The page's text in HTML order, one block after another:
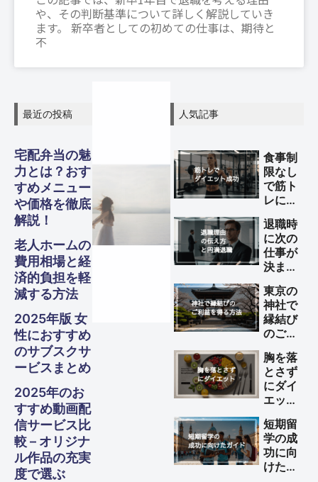
や、その判断基準について詳しく解説していき
ます。 新卒者としての初めての仕事は、期待と
不
最近の投稿
宅配弁当の魅
力とは？おす
すめメニュー
や価格を徹底
解説！
老人ホームの
費用相場と経
済的負担を軽
減する方法
2025年版 女
性におすすめ
のサブスクサ
ービスまとめ
2025年のお
すすめ動画配
信サービス比
較 – オリジナ
ル作品の充実
度で選ぶ
ガジェ
ット
スピリ
チュア
ル
ビジネ
ス
ファイ
ナンス
グル
メ・フ
ード
旅行
美容・
健康
Other
S
ガジェ
ット
スピリ
チュア
ル
ビジネ
ス
ファイ
ナンス
グル
メ・フ
ード
旅行
美容・
健康
Other
S
ガジェ
ット
スピリ
チュア
ル
ビジネ
ス
ファイ
ナンス
グル
メ・フ
ード
旅行
美容・
健康
Other
S
人気記事
食事制
限なし
で筋ト
レによ
エット
を成功
させる
方法
退職時
に次の
仕事が
決まっ
い理由
の伝え
方と円
満退職
のため
のポイ
ント
東京の
神社で
縁結び
のご利
る方法
胸を落
とさず
にダイ
エット
法
短期留
学の成
功に向
けた完